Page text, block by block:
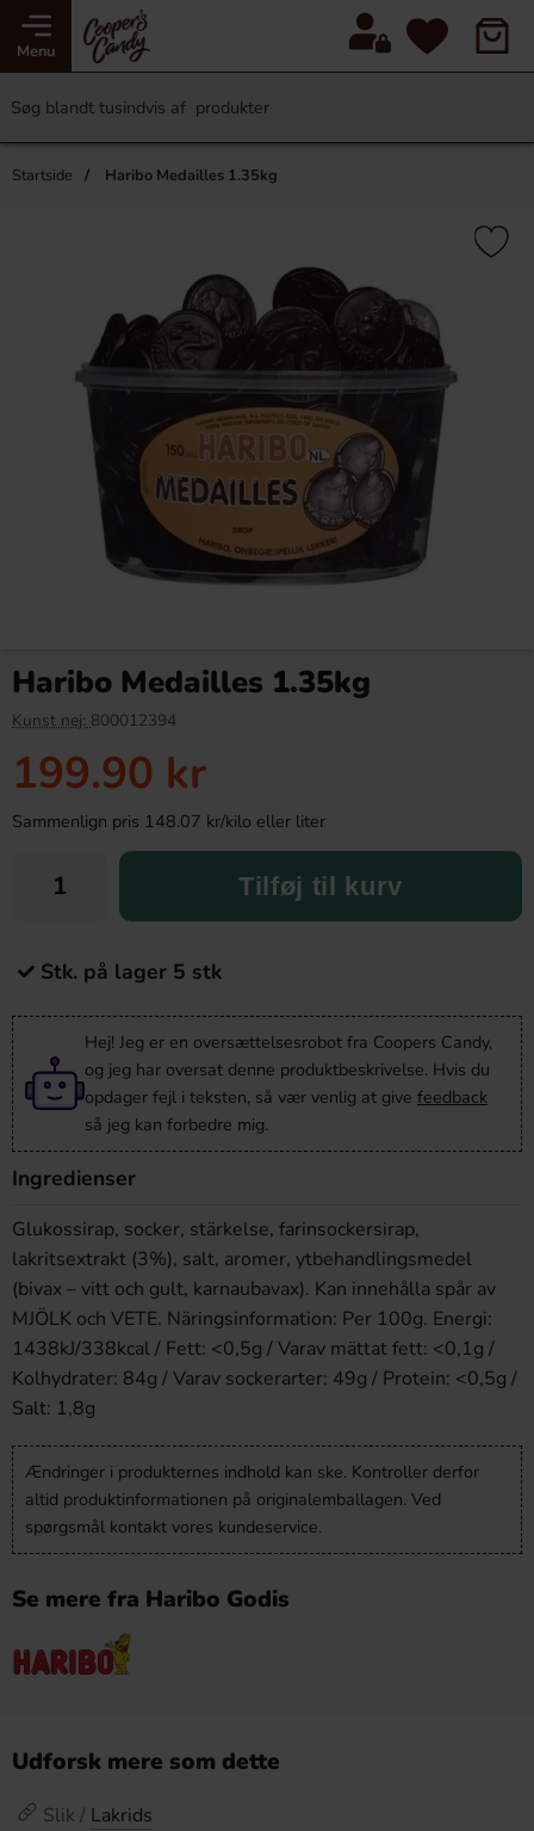
Menu
Startside Haribo Medailles 1.35kg
Haribo Medailles 1.35kg
Kunst nej: 800012394
199.90 kr
Sammenlign pris 148.07 kr/kilo eller liter
Tilføj til kurv
Stk. på lager 5 stk
Hej! Jeg er en oversættelsesrobot fra Coopers Candy,
og jeg har oversat denne produktbeskrivelse. Hvis du
opdager fejl i teksten, så vær venlig at give feedback
så jeg kan forbedre mig.
Ingredienser
Glukossirap, socker, stärkelse, farinsockersirap,
lakritsextrakt (3%), salt, aromer, ytbehandlingsmedel
(bivax – vitt och gult, karnaubavax). Kan innehålla spår av
MJÖLK och VETE. Näringsinformation: Per 100g. Energi:
1438kJ/338kcal / Fett: <0,5g / Varav mättat fett: <0,1g /
Kolhydrater: 84g / Varav sockerarter: 49g / Protein: <0,5g /
Salt: 1,8g
Ændringer i produkternes indhold kan ske. Kontroller derfor
altid produktinformationen på originalemballagen. Ved
spørgsmål kontakt vores kundeservice.
Se mere fra Haribo Godis
Udforsk mere som dette
Slik / Lakrids